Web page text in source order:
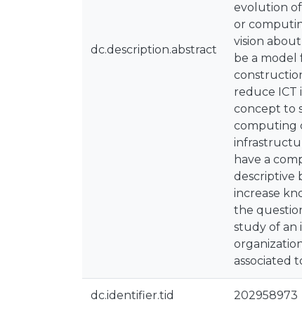
dc.description.abstract
evolution
or
vision
be a model
reduce ICT
concept to
computing
have a
descriptive
increase
the
study of an
associated
dc.identifier.tid 202958973